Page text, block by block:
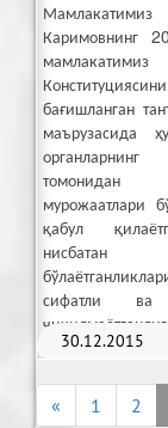
30.12.2015
Каримовнинг
мамлакатимиз
бағишланган
маърузасида
томонидан
мурожаатлари
қабул
нисбатан
сифатли
олинган эди.
« 1 2